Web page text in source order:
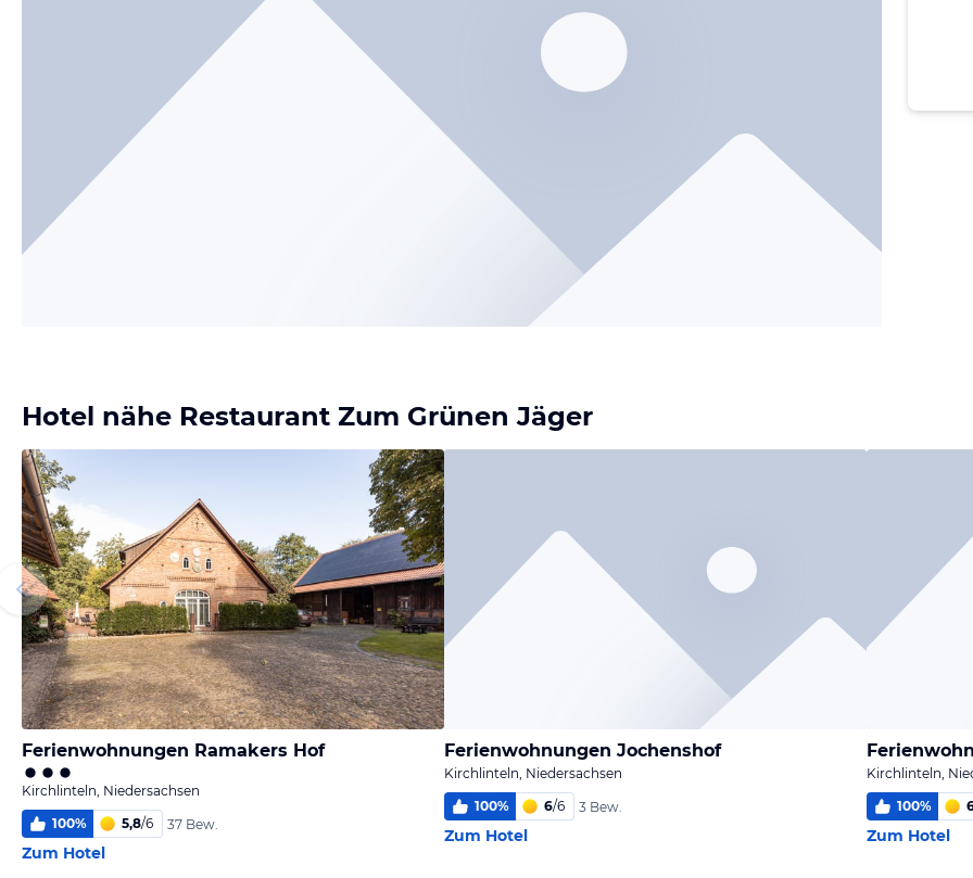
Hotel nähe Restaurant Zum Grünen Jäger
Ferienwohnungen Ramakers Hof
Kirchlinteln, Niedersachsen
100% 5,8/6 37 Bew.
Zum Hotel
Ferienwohnungen Jochenshof
Kirchlinteln, Niedersachsen
100% 6/6 3 Bew.
Zum Hotel
Kirchlinteln,
100%
Zum Hotel